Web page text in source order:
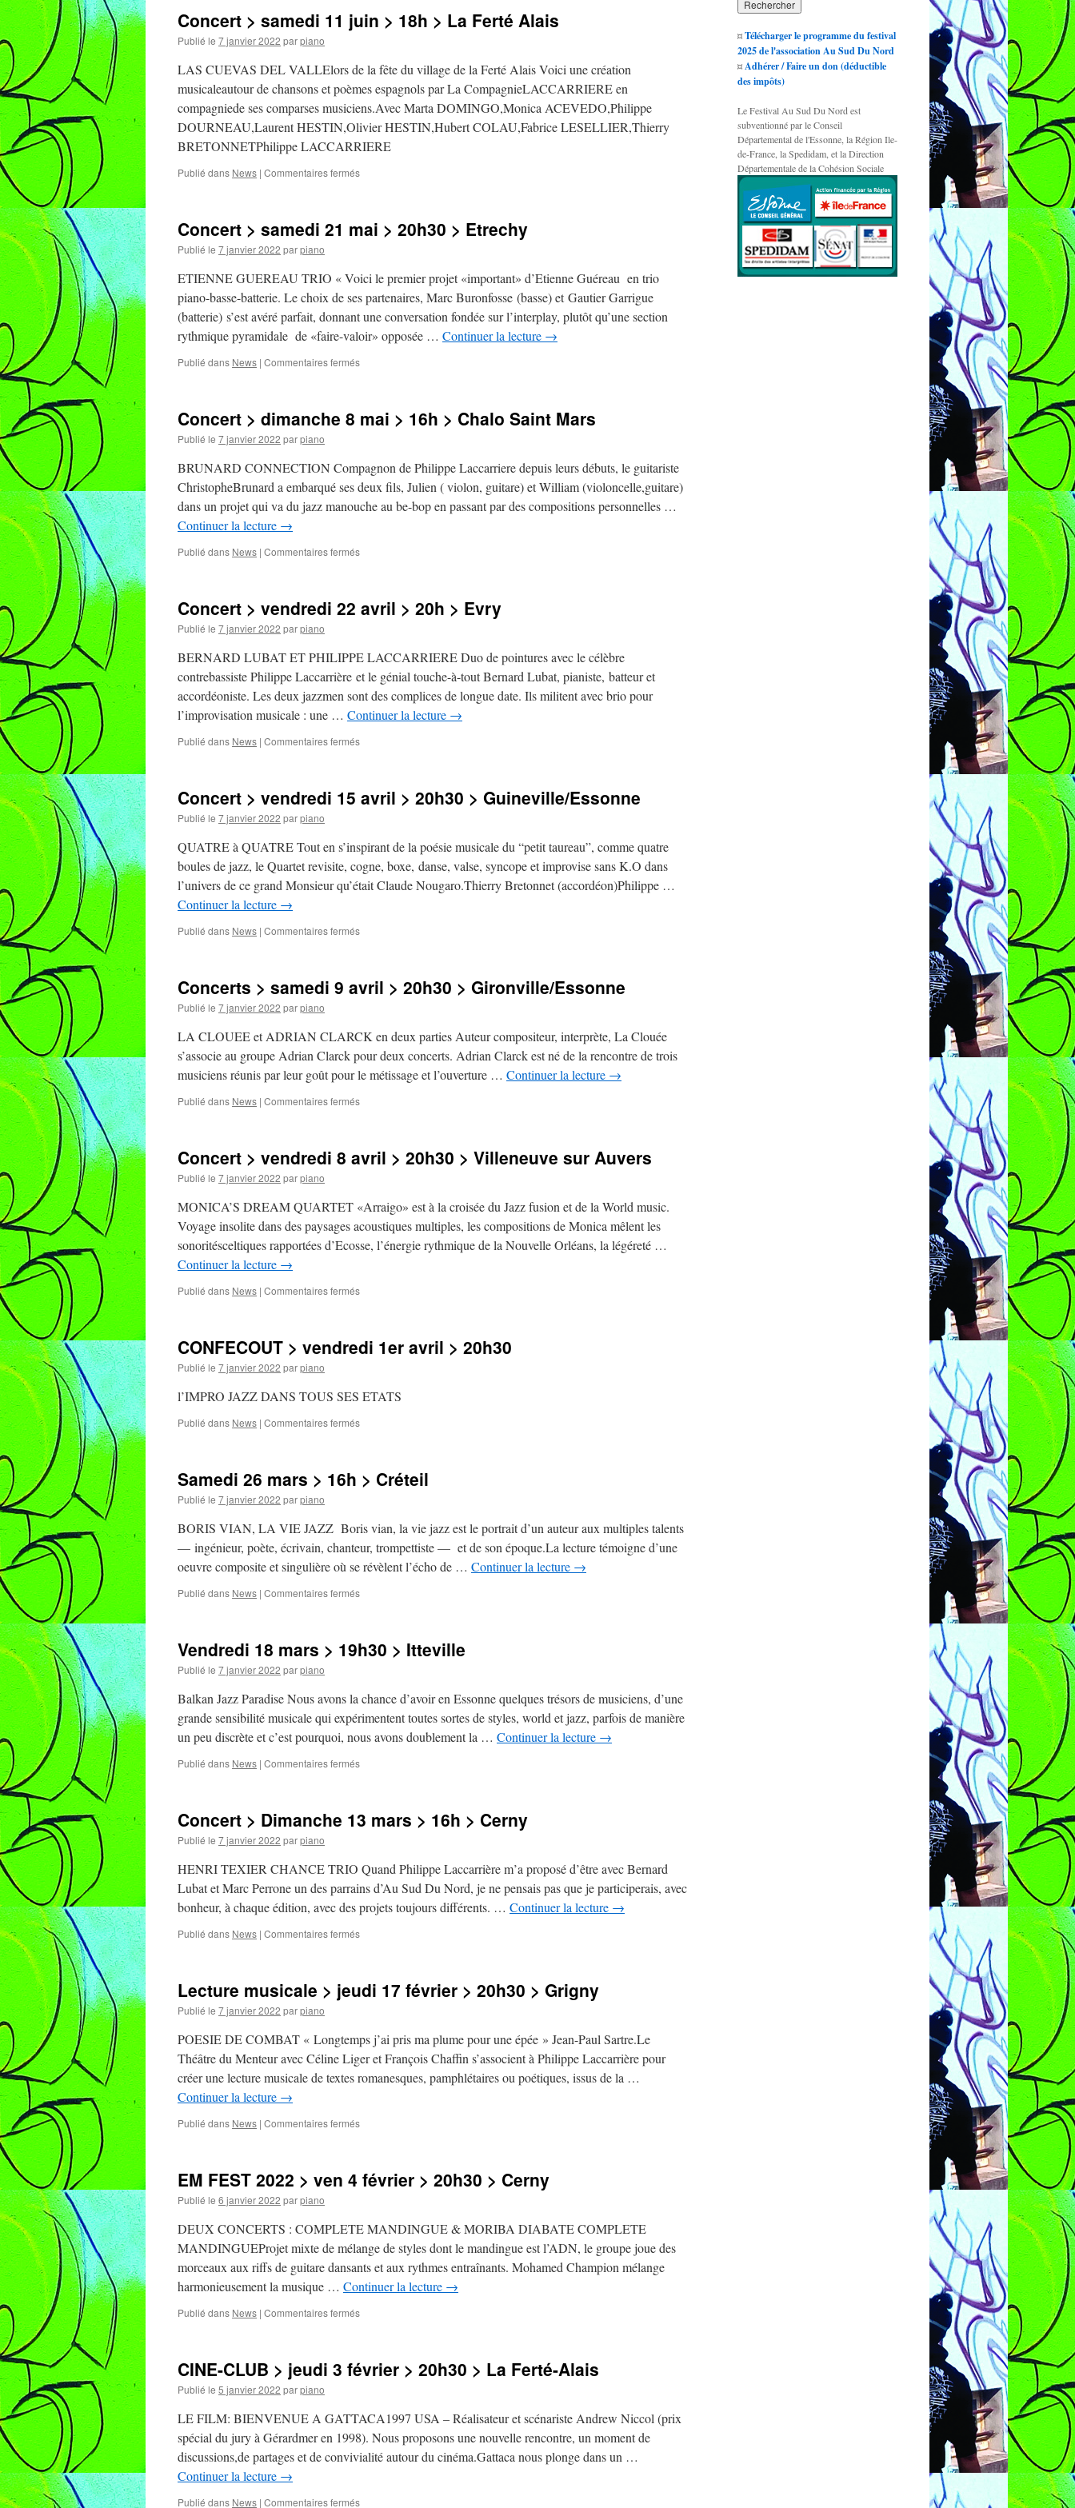
Concert > samedi 11 juin > 18h > La Ferté Alais
Publié le 7 janvier 2022 parpiano
LAS CUEVAS DEL VALLElors de la fête du village de la Ferté Alais Voici une création
musicaleautour de chansons et poèmes espagnols par La CompagnieLACCARRIERE en
compagniede ses comparses musiciens.Avec Marta DOMINGO,Monica ACEVEDO,Philippe
DOURNEAU,Laurent HESTIN,Olivier HESTIN,Hubert COLAU,Fabrice LESELLIER,Thierry
BRETONNETPhilippe LACCARRIERE
Publié dans News | Commentaires ferméssur
11
18h
>
La
Ferté
Alais
Concert > samedi 21 mai > 20h30 > Etrechy
Publié le 7 janvier 2022 parpiano
ETIENNE GUEREAU TRIO « Voici le premier projet «important» d’Etienne Guéreau en trio
piano-basse-batterie. Le choix de ses partenaires, Marc Buronfosse (basse) et Gautier Garrigue
(batterie) s’est avéré parfait, donnant une conversation fondée sur l’interplay, plutôt qu’une section
rythmique pyramidale de «faire-valoir» opposée … Continuer la lecture →
Publié dans News | Commentaires ferméssur
21
>
Etrechy
Concert > dimanche 8 mai > 16h > Chalo Saint Mars
Publié le 7 janvier 2022 parpiano
BRUNARD CONNECTION Compagnon de Philippe Laccarriere depuis leurs débuts, le guitariste
ChristopheBrunard a embarqué ses deux fils, Julien ( violon, guitare) et William (violoncelle,guitare)
dans un projet qui va du jazz manouche au be-bop en passant par des compositions personnelles …
Continuer la lecture →
Publié dans News | Commentaires ferméssur
8
16h
>
Chalo
Saint
Mars
Concert > vendredi 22 avril > 20h > Evry
Publié le 7 janvier 2022 parpiano
BERNARD LUBAT ET PHILIPPE LACCARRIERE Duo de pointures avec le célèbre
contrebassiste Philippe Laccarrière et le génial touche-à-tout Bernard Lubat, pianiste, batteur et
accordéoniste. Les deux jazzmen sont des complices de longue date. Ils militent avec brio pour
l’improvisation musicale : une … Continuer la lecture →
Publié dans News | Commentaires ferméssur
22
20h
>
Evry
Concert > vendredi 15 avril > 20h30 > Guineville/Essonne
Publié le 7 janvier 2022 parpiano
QUATRE à QUATRE Tout en s’inspirant de la poésie musicale du “petit taureau”, comme quatre
boules de jazz, le Quartet revisite, cogne, boxe, danse, valse, syncope et improvise sans K.O dans
l’univers de ce grand Monsieur qu’était Claude Nougaro.Thierry Bretonnet (accordéon)Philippe …
Continuer la lecture →
Publié dans News | Commentaires ferméssur
15
20h30
>
Guineville/Essonne
Concerts > samedi 9 avril > 20h30 > Gironville/Essonne
Publié le 7 janvier 2022 parpiano
LA CLOUEE et ADRIAN CLARCK en deux parties Auteur compositeur, interprète, La Clouée
s’associe au groupe Adrian Clarck pour deux concerts. Adrian Clarck est né de la rencontre de trois
musiciens réunis par leur goût pour le métissage et l’ouverture … Continuer la lecture →
Publié dans News | Commentaires ferméssur
9
20h30
>
Gironville/Essonne
Concert > vendredi 8 avril > 20h30 > Villeneuve sur Auvers
Publié le 7 janvier 2022 parpiano
MONICA’S DREAM QUARTET «Arraigo» est à la croisée du Jazz fusion et de la World music.
Voyage insolite dans des paysages acoustiques multiples, les compositions de Monica mêlent les
sonoritésceltiques rapportées d’Ecosse, l’énergie rythmique de la Nouvelle Orléans, la légéreté …
Continuer la lecture →
Publié dans News | Commentaires ferméssur
8
20h30
>
CONFECOUT > vendredi 1er avril > 20h30
Publié le 7 janvier 2022 parpiano
l’IMPRO JAZZ DANS TOUS SES ETATS
Publié dans News | Commentaires ferméssur
1er
20h30
Samedi 26 mars > 16h > Créteil
Publié le 7 janvier 2022 parpiano
BORIS VIAN, LA VIE JAZZ Boris vian, la vie jazz est le portrait d’un auteur aux multiples talents
— ingénieur, poète, écrivain, chanteur, trompettiste — et de son époque.La lecture témoigne d’une
oeuvre composite et singulière où se révèlent l’écho de … Continuer la lecture →
Publié dans News | Commentaires ferméssur
>
Créteil
Vendredi 18 mars > 19h30 > Itteville
Publié le 7 janvier 2022 parpiano
Balkan Jazz Paradise Nous avons la chance d’avoir en Essonne quelques trésors de musiciens, d’une
grande sensibilité musicale qui expérimentent toutes sortes de styles, world et jazz, parfois de manière
un peu discrète et c’est pourquoi, nous avons doublement la … Continuer la lecture →
Publié dans News | Commentaires ferméssur
>
Itteville
Concert > Dimanche 13 mars > 16h > Cerny
Publié le 7 janvier 2022 parpiano
HENRI TEXIER CHANCE TRIO Quand Philippe Laccarrière m’a proposé d’être avec Bernard
Lubat et Marc Perrone un des parrains d’Au Sud Du Nord, je ne pensais pas que je participerais, avec
bonheur, à chaque édition, avec des projets toujours différents. … Continuer la lecture →
Publié dans News | Commentaires ferméssur
13
16h
>
Cerny
Lecture musicale > jeudi 17 février > 20h30 > Grigny
Publié le 7 janvier 2022 parpiano
POESIE DE COMBAT « Longtemps j’ai pris ma plume pour une épée » Jean-Paul Sartre.Le
Théâtre du Menteur avec Céline Liger et François Chaffin s’associent à Philippe Laccarrière pour
créer une lecture musicale de textes romanesques, pamphlétaires ou poétiques, issus de la …
Continuer la lecture →
Publié dans News | Commentaires ferméssur
jeudi
>
20h30
>
Grigny
EM FEST 2022 > ven 4 février > 20h30 > Cerny
Publié le 6 janvier 2022 parpiano
DEUX CONCERTS : COMPLETE MANDINGUE & MORIBA DIABATE COMPLETE
MANDINGUEProjet mixte de mélange de styles dont le mandingue est l’ADN, le groupe joue des
morceaux aux riffs de guitare dansants et aux rythmes entraînants. Mohamed Champion mélange
harmonieusement la musique … Continuer la lecture →
Publié dans News | Commentaires ferméssur
>
février
>
20h30
>
CINE-CLUB > jeudi 3 février > 20h30 > La Ferté-Alais
Publié le 5 janvier 2022 parpiano
LE FILM: BIENVENUE A GATTACA1997 USA – Réalisateur et scénariste Andrew Niccol (prix
spécial du jury à Gérardmer en 1998). Nous proposons une nouvelle rencontre, un moment de
discussions,de partages et de convivialité autour du cinéma.Gattaca nous plonge dans un …
Continuer la lecture →
Publié dans News | Commentaires ferméssur
¤Télécharger le programme du festival
2025 de l'association Au Sud Du Nord
¤Adhérer / Faire un don (déductible
des impôts)
Le Festival Au Sud Du Nord est
subventionné par le Conseil
Départemental de l'Essonne, la Région Ile-
de-France, la Spedidam, et la Direction
Départementale de la Cohésion Sociale